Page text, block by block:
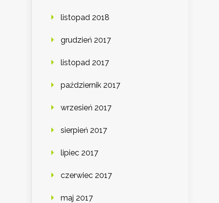
listopad 2018
grudzień 2017
listopad 2017
październik 2017
wrzesień 2017
sierpień 2017
lipiec 2017
czerwiec 2017
maj 2017